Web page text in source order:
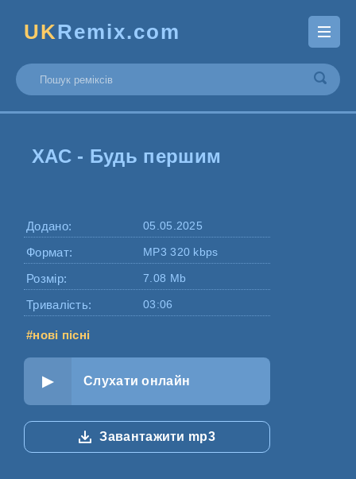
UKRemix.com
ХАС - Будь першим
Додано: 05.05.2025
Формат: MP3 320 kbps
Розмір: 7.08 Mb
Тривалість: 03:06
#нові пісні
Слухати онлайн
Завантажити mp3